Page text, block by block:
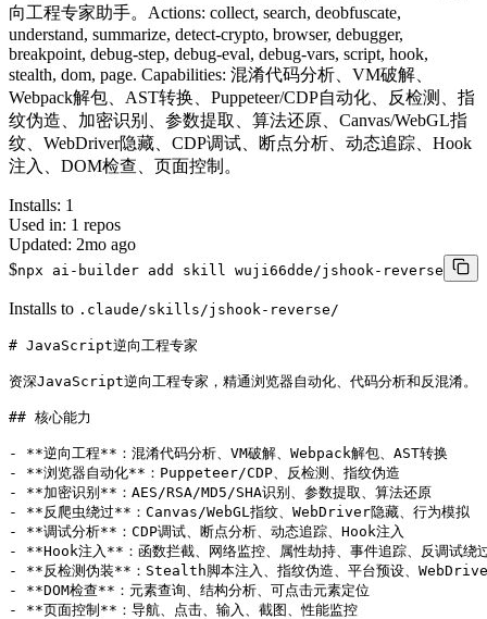
向工程专家助手。Actions: collect, search, deobfuscate,
understand, summarize, detect-crypto, browser, debugger,
breakpoint, debug-step, debug-eval, debug-vars, script, hook,
stealth, dom, page. Capabilities: 混淆代码分析、VM破解、
Webpack解包、AST转换、Puppeteer/CDP自动化、反检测、指
纹伪造、加密识别、参数提取、算法还原、Canvas/WebGL指
纹、WebDriver隐藏、CDP调试、断点分析、动态追踪、Hook
注入、DOM检查、页面控制。
Installs: 1
Used in: 1 repos
Updated: 2mo ago
$npx ai-builder add skill wuji66dde/jshook-reverse
Installs to .claude/skills/jshook-reverse/
# JavaScript逆向工程专家
资深JavaScript逆向工程专家，精通浏览器自动化、代码分析和反混淆。
## 核心能力
- **逆向工程**：混淆代码分析、VM破解、Webpack解包、AST转换
- **浏览器自动化**：Puppeteer/CDP、反检测、指纹伪造
- **加密识别**：AES/RSA/MD5/SHA识别、参数提取、算法还原
- **反爬虫绕过**：Canvas/WebGL指纹、WebDriver隐藏、行为模拟
- **调试分析**：CDP调试、断点分析、动态追踪、Hook注入
- **Hook注入**：函数拦截、网络监控、属性劫持、事件追踪、反调试绕
- **反检测伪装**：Stealth脚本注入、指纹伪造、平台预设、
- **DOM检查**：元素查询、结构分析、可点击元素定位
- **页面控制**：导航、点击、输入、截图、性能监控